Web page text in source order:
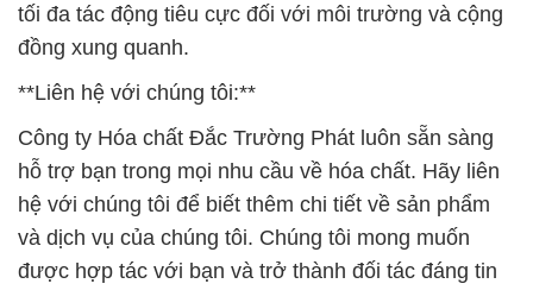
tối đa tác động tiêu cực đối với môi trường và cộng
đồng xung quanh.
**Liên hệ với chúng tôi:**
Công ty Hóa chất Đắc Trường Phát luôn sẵn sàng
hỗ trợ bạn trong mọi nhu cầu về hóa chất. Hãy liên
hệ với chúng tôi để biết thêm chi tiết về sản phẩm
và dịch vụ của chúng tôi. Chúng tôi mong muốn
được hợp tác với bạn và trở thành đối tác đáng tin